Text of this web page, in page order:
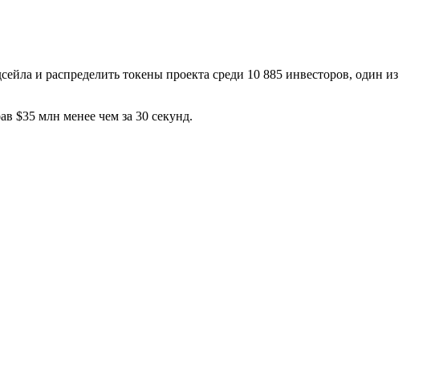
и распределить токены проекта среди 10 885 инвесторов, один из
$35 млн менее чем за 30 секунд.